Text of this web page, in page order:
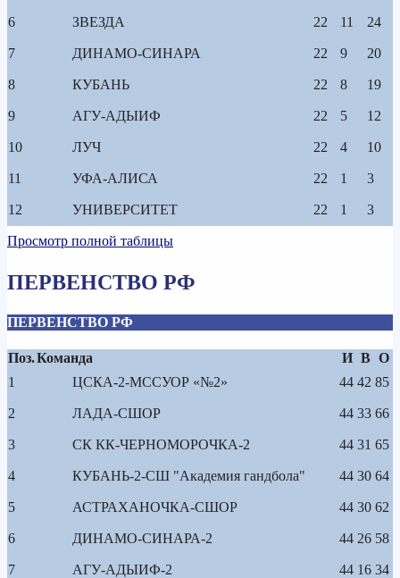
6 ЗВЕЗДА 22 11 24
7 ДИНАМО-СИНАРА 22 9 20
8 КУБАНЬ 22 8 19
9 АГУ-АДЫИФ 22 5 12
10 ЛУЧ 22 4 10
11 УФА-АЛИСА 22 1 3
12 УНИВЕРСИТЕТ 22 1 3
Просмотр полной таблицы
ПЕРВЕНСТВО РФ
ПЕРВЕНСТВО РФ
Поз.Команда И В О
1
ЦСКА-2-МССУОР «№2» 44 42 85
2 ЛАДА-СШОР 44 33 66
3 СК КК-ЧЕРНОМОРОЧКА-2 44 31 65
4 КУБАНЬ-2-СШ "Академия гандбола" 44 30 64
5 АСТРАХАНОЧКА-СШОР 44 30 62
6 ДИНАМО-СИНАРА-2 44 26 58
7 АГУ-АДЫИФ-2 44 16 34